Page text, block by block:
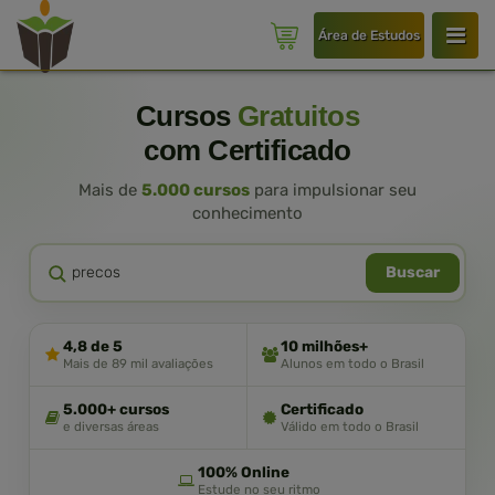
Área de Estudos
Cursos Gratuitos
com Certificado
Mais de 5.000 cursos para impulsionar seu
conhecimento
Buscar
4,8 de 5
Mais de 89 mil avaliações
10 milhões+
Alunos em todo o Brasil
5.000+ cursos
e diversas áreas
Certificado
Válido em todo o Brasil
100% Online
Estude no seu ritmo